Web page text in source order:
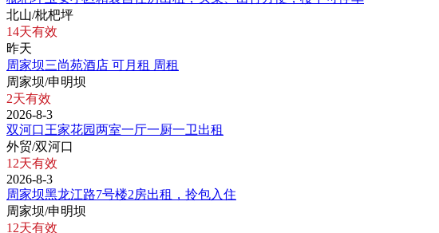
北山/枇杷坪
14天有效
昨天
周家坝三尚苑酒店 可月租 周租
周家坝/申明坝
2天有效
2026-8-3
双河口王家花园两室一厅一厨一卫出租
外贸/双河口
12天有效
2026-8-3
周家坝黑龙江路7号楼2房出租，拎包入住
周家坝/申明坝
12天有效